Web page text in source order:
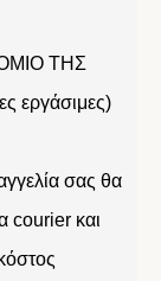
ΤΗΣ
εργάσιμες)
σας θα
courier και